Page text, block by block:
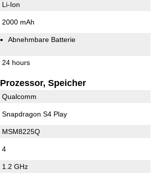
Li-Ion
2000 mAh
Abnehmbare Batterie
24 hours
Prozessor, Speicher
Qualcomm
Snapdragon S4 Play
MSM8225Q
4
1.2 GHz